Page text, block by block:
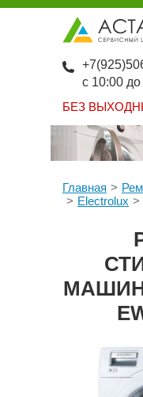
БЕЗ
с 10:00
Главная
Electrolux
МАШИН